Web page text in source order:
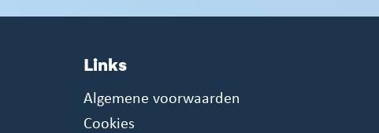
Links
Algemene voorwaarden
Cookies